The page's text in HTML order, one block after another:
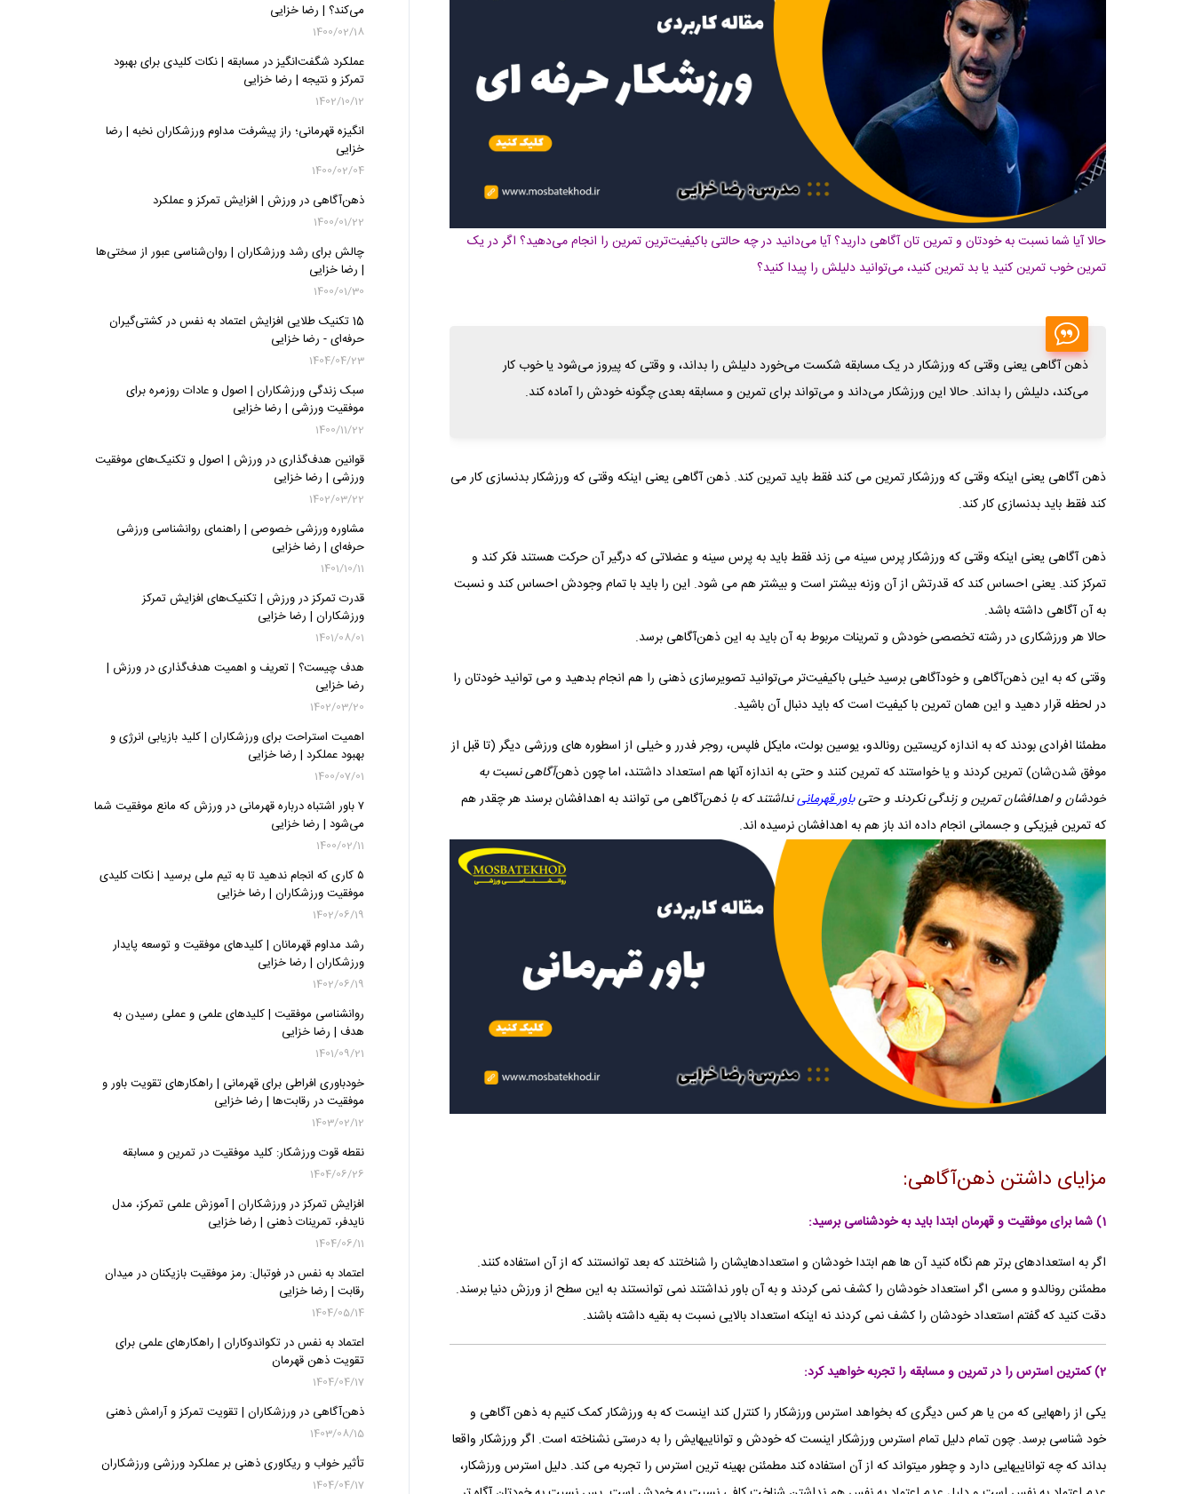
حالا آیا شما نسبت به خودتان و تمرین تان آگاهی دارید؟ آیا می‌دانید در چه حالتی باکیفیت‌ترین تمرین را انجام می‌دهید؟ اگر در یک
تمرین خوب تمرین کنید یا بد تمرین کنید، می‌توانید دلیلش را پیدا کنید؟
ذهن آگاهی یعنی وقتی که ورزشکار در یک مسابقه شکست می‌خورد دلیلش را بداند، و وقتی که پیروز می‌شود یا خوب کار
می‌کند، دلیلش را بداند. حالا این ورزشکار می‌داند و می‌تواند برای تمرین و مسابقه بعدی چگونه خودش را آماده کند.
ذهن‌ آگاهی یعنی اینکه وقتی که ورزشکار تمرین می‌ کند فقط باید تمرین کند. ذهن‌ آگاهی یعنی اینکه وقتی که ورزشکار بدنسازی کار می‌
کند فقط باید بدنسازی کار کند.
ذهن‌ آگاهی یعنی اینکه وقتی که ورزشکار پرس سینه می‌ زند فقط باید به پرس سینه و عضلاتی که درگیر آن حرکت هستند فکر کند و
تمرکز کند. یعنی احساس کند که قدرتش از آن وزنه بیشتر است و بیشتر هم می‌ شود. این را باید با تمام وجودش احساس کند و نسبت
به آن آگاهی داشته باشد.
حالا هر ورزشکاری در رشته تخصصی خودش و تمرینات مربوط به آن باید به این ذهن‌‌آگاهی برسد.
وقتی که به این ذهن‌آگاهی و خودآگاهی برسید خیلی باکیفیت‌تر می‌توانید تصویرسازی ذهنی را هم انجام بدهید و می توانید خودتان را
در لحظه قرار دهید و این همان تمرین با کیفیت است که باید دنبال آن باشید.
مطمئنا افرادی بودند که به اندازه کریستین رونالدو، یوسین بولت، مایکل فلپس، روجر فدرر و خیلی از اسطوره‌ های ورزشی دیگر (تا قبل از
موفق شدن‌شان) تمرین کردند و یا خواستند که تمرین کنند و حتی به اندازه آنها هم استعداد داشتند، اما چون ذهن‌آگاهی نسبت به
خودشان و اهدافشان تمرین و زندگی نکردند و حتیباور قهرمانینداشتند که با ذهن‌آگاهی می‌ توانند به اهدافشان برسند هر چقدر هم
که تمرین فیزیکی و جسمانی انجام داده اند باز هم به اهدافشان نرسیده اند.
مزایای داشتن ذهن‌آگاهی:
1) شما برای موفقیت و قهرمان ابتدا باید به خودشناسی برسید:
اگر به استعدادهای برتر هم نگاه کنید آن ها هم ابتدا خودشان و استعدادهایشان را شناختند که بعد توانستند که از آن استفاده کنند.
مطمئنن رونالدو و مسی اگر استعداد خودشان را کشف نمی کردند و به آن باور نداشتند نمی توانستند به این سطح از ورزش دنیا برسند.
دقت کنید که گفتم استعداد خودشان را کشف نمی کردند نه اینکه استعداد بالایی نسبت به بقیه داشته باشند.
2) کمترین استرس را در تمرین و مسابقه را تجربه خواهید کرد:
یکی از راههایی که من یا هر کس دیگری که بخواهد استرس ورزشکار را کنترل کند اینست که به ورزشکار کمک کنیم به ذهن آگاهی و
خود شناسی برسد. چون تمام دلیل تمام استرس ورزشکار اینست که خودش و تواناییهایش را به درستی نشناخته است. اگر ورزشکار واقعا
بداند که چه تواناییهایی دارد و چطور میتواند که از آن استفاده کند مطمئنن بهینه ترین استرس را تجربه می کند. دلیل استرس ورزشکار،
می‌کند؟ | رضا خزایی
1400/02/18
عملکرد شگفت‌انگیز در مسابقه | نکات کلیدی برای بهبود
تمرکز و نتیجه | رضا خزایی
1402/10/12
انگیزه قهرمانی؛ راز پیشرفت مداوم ورزشکاران نخبه | رضا
خزایی
1400/02/04
ذهن‌آگاهی در ورزش | افزایش تمرکز و عملکرد
1400/01/22
چالش‌ برای رشد ورزشکاران | روان‌شناسی عبور از سختی‌ها
| رضا خزایی
1400/01/30
15 تکنیک طلایی افزایش اعتماد به نفس در کشتی‌گیران
حرفه‌ای - رضا خزایی
1404/04/23
سبک زندگی ورزشکاران | اصول و عادات روزمره برای
موفقیت ورزشی | رضا خزایی
1400/11/22
قوانین هدف‌گذاری در ورزش | اصول و تکنیک‌های موفقیت
ورزشی | رضا خزایی
1402/03/22
مشاوره ورزشی خصوصی | راهنمای روانشناسی ورزشی
حرفه‌ای | رضا خزایی
1401/10/11
قدرت تمرکز در ورزش | تکنیک‌های افزایش تمرکز
ورزشکاران | رضا خزایی
1401/08/01
هدف چیست؟ | تعریف و اهمیت هدف‌گذاری در ورزش |
رضا خزایی
1402/03/20
اهمیت استراحت برای ورزشکاران | کلید بازیابی انرژی و
بهبود عملکرد | رضا خزایی
1400/07/01
۷ باور اشتباه درباره قهرمانی در ورزش که مانع موفقیت شما
می‌شود | رضا خزایی
1400/02/11
۵ کاری که انجام ندهید تا به تیم ملی برسید | نکات کلیدی
موفقیت ورزشکاران | رضا خزایی
1402/06/19
رشد مداوم قهرمانان | کلیدهای موفقیت و توسعه پایدار
ورزشکاران | رضا خزایی
1402/06/19
روانشناسی موفقیت | کلیدهای علمی و عملی رسیدن به
هدف | رضا خزایی
1401/09/21
خودباوری افراطی برای قهرمانی | راهکارهای تقویت باور و
موفقیت در رقابت‌ها | رضا خزایی
1403/02/12
نقطه قوت ورزشکار: کلید موفقیت در تمرین و مسابقه
1404/06/26
افزایش تمرکز در ورزشکاران | آموزش علمی تمرکز، مدل
نایدفر، تمرینات ذهنی | رضا خزایی
1404/06/11
اعتماد به نفس در فوتبال: رمز موفقیت بازیکنان در میدان
رقابت | رضا خزایی
1404/05/14
اعتماد به نفس در تکواندوکاران | راهکارهای علمی برای
تقویت ذهن قهرمان
1404/04/17
ذهن‌آگاهی در ورزشکاران | تقویت تمرکز و آرامش ذهنی
1403/08/15
تأثیر خواب و ریکاوری ذهنی بر عملکرد ورزشی ورزشکاران
1404/04/17